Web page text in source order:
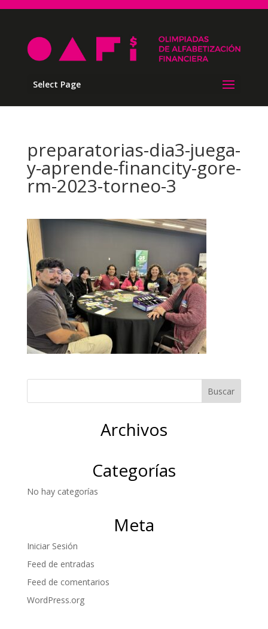
Select Page
preparatorias-dia3-juega-
y-aprende-financity-gore-
rm-2023-torneo-3
Archivos
Categorías
No hay categorías
Meta
Iniciar Sesión
Feed de entradas
Feed de comentarios
WordPress.org